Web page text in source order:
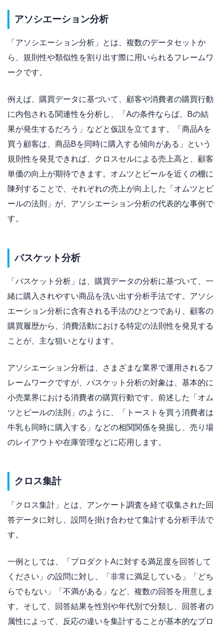
アソシエーション分析
「アソシエーション分析」とは、複数のデータセットか
ら、規則性や類似性を割り出す際に用いられるフレームワ
ークです。
例えば、購買データに基づいて、顧客や消費者の購買行動
に内包される関連性を分析し、「Aの条件ならば、Bの結
果が発生するだろう」などと仮説を立てます。「商品Aを
買う顧客は、商品Bを同時に購入する傾向がある」という
規則性を発見できれば、クロスセルによる売上高と、顧客
単価の向上が期待できます。オムツとビールを近くの棚に
陳列することで、それぞれの売上が向上した「オムツとビ
ールの法則」が、アソシエーション分析の代表的な事例で
す。
バスケット分析
「バスケット分析」は、購買データの分析に基づいて、一
緒に購入されやすい商品を洗い出す分析手法です。アソシ
エーション分析に含有される手法のひとつであり、顧客の
購買履歴から、消費活動における特定の法則性を発見する
ことが、主な狙いとなります。
アソシエーション分析は、さまざまな業界で運用されるフ
レームワークですが、バスケット分析の対象は、基本的に
小売業界における消費者の購買行動です。前述した「オム
ツとビールの法則」のように、「トーストを買う消費者は
牛乳も同時に購入する」などの相関関係を発掘し、売り場
のレイアウトや在庫管理などに応用します。
クロス集計
「クロス集計」とは、アンケート調査を経て収集された回
答データに対し、設問を掛け合わせて集計する分析手法で
す。
一例としては、「プロダクトAに対する満足度を回答して
ください」の設問に対し、「非常に満足している」「どち
らでもない」「不満がある」など、複数の回答を用意しま
す。そして、回答結果を性別や年代別で分類し、回答者の
属性によって、反応の違いを集計することが基本的なプロ